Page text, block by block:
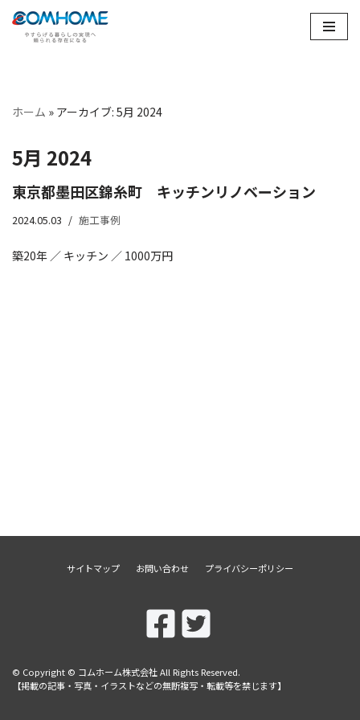
ン
ス
キ
ッ
プ
ホーム » アーカイブ: 5月 2024
5月 2024
東京都墨田区錦糸町 キッチンリノベーション
2024.05.03 施工事例
築20年 ／ キッチン ／ 1000万円
サイトマップ お問い合わせ プライバシーポリシー
© Copyright © コムホーム株式会社 All Rights Reserved.
【掲載の記事・写真・イラストなどの無断複写・転載等を禁じます】